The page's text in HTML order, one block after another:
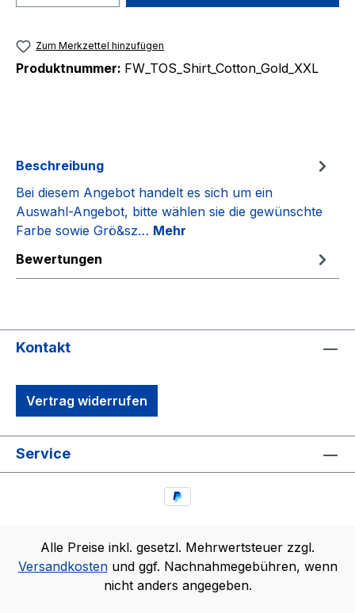
Zum Merkzettel hinzufügen
Produktnummer: FW_TOS_Shirt_Cotton_Gold_XXL
Beschreibung
Bei diesem Angebot handelt es sich um ein
Auswahl-Angebot, bitte wählen sie die gewünschte
Farbe sowie Grö&sz… Mehr
Bewertungen
Kontakt
Vertrag widerrufen
Service
Alle Preise inkl. gesetzl. Mehrwertsteuer zzgl.
Versandkostenund ggf. Nachnahmegebühren, wenn
nicht anders angegeben.